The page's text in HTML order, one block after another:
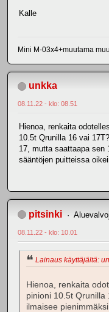
Kalle
Mini M-03x4+muutama muu
unkka
08.11.22 - klo: 08.51
Hienoa, renkaita
10.5t Qrunilla 16 vai
17, mutta saattaapa sen
sääntöjen puitteissa
pitsinki
08.11.22 - klo: 10.01
Lainaus käyttäjältä:
Hienoa, renkaita
pinioni 10.5t Qrunilla
ilmaisee